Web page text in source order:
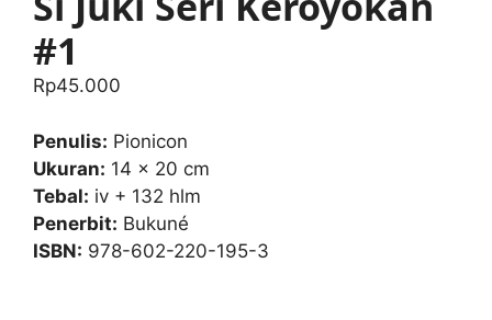
#1
Rp45.000
Penulis: Pionicon
Ukuran: 14 x 20 cm
Tebal: iv + 132 hlm
Penerbit: Bukuné
ISBN: 978-602-220-195-3